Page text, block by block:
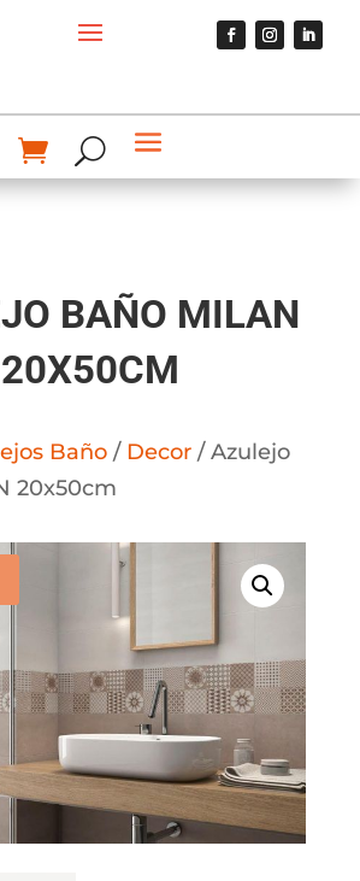
BAÑO MILAN
20X50CM
Baño/ Decor/ Azulejo
20x50cm